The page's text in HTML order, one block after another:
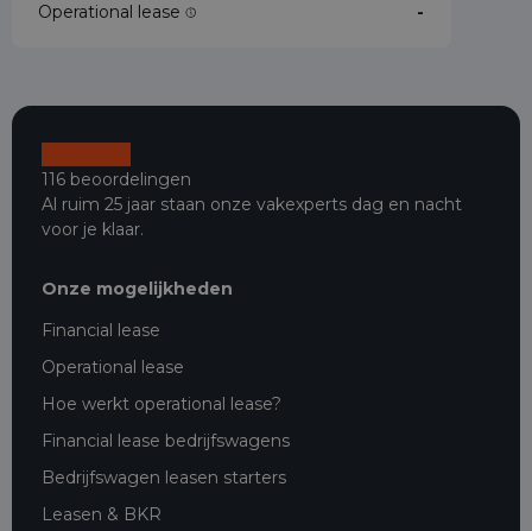
Operational lease -
116 beoordelingen
Al ruim 25 jaar staan onze vakexperts dag en nacht
voor je klaar.
Onze mogelijkheden
Financial lease
Operational lease
Hoe werkt operational lease?
Financial lease bedrijfswagens
Bedrijfswagen leasen starters
Leasen & BKR